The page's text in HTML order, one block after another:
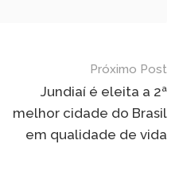
Próximo Post
Jundiaí é eleita a 2ª
melhor cidade do Brasil
em qualidade de vida